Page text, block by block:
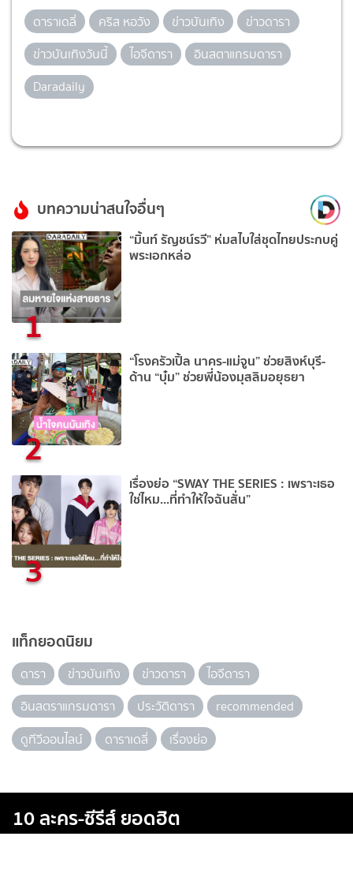
ดาราเดลี่ คริส หอวัง ข่าวบันเทิง
ข่าวดารา
ข่าวบันเทิงวันนี้
ไอจีดารา
อินสตาแกรมดารา
Daradaily
บทความน่าสนใจอื่นๆ
1
“มิ้นท์ รัญชน์รวี” ห่มสไบใส่ชุดไทยประกบคู่
พระเอกหล่อ
2
“โรงครัวเปิ้ล นาคร-แม่จูน” ช่วยสิงห์บุรี-
ด้าน “บุ๋ม” ช่วยพี่น้องมุสลิมอยุธยา
3
เรื่องย่อ “SWAY THE SERIES : เพราะเธอ
ใช่ไหม...ที่ทำให้ใจฉันสั่น”
แท็กยอดนิยม
ดารา ข่าวบันเทิง ข่าวดารา
ไอจีดารา
อินสตราแกรมดารา
ประวัติดารา
recommended
ดูทีวีออนไลน์
ดาราเดลี่ เรื่องย่อ
10 ละคร-ซีรีส์ ยอดฮิต